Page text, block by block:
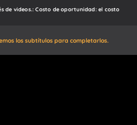
de videos.: Costo de oportunidad: el costo
los subtítulos para completarlos.